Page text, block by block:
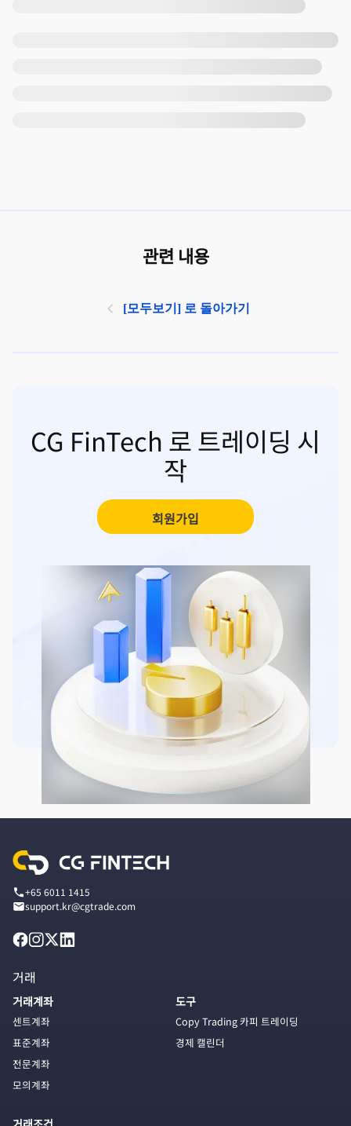
관련 내용
[모두보기] 로 돌아가기
CG FinTech 로 트레이딩 시
작
회원가입
+65 6011 1415
support.kr@cgtrade.com
거래
거래계좌
센트계좌
표준계좌
전문계좌
모의계좌
도구
Copy Trading 카피 트레이딩
경제 캘린더